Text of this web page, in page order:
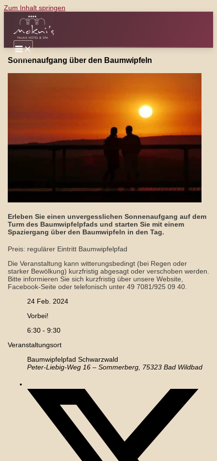
Zum Inhalt springen
Sonnenaufgang über den Baumwipfeln
Erleben Sie einen unvergesslichen Sonnenaufgang auf dem
Turm des Baumwipfelpfads und starten Sie mit einem
Spaziergang über den Baumwipfeln in den Tag.
Preis: regulärer Eintritt Baumwipfelpfad
Die Veranstaltung kann witterungsbedingt (bei Regen oder
starker Bewölkung) kurzfristig abgesagt oder verschoben werden.
Bitte informieren Sie sich kurzfristig über unsere Website,
Facebook-Seite oder telefonisch unter 49 7081/925 09 40.
24 Feb. 2024
Vorbei!
6:30 - 9:30
Veranstaltungsort
Baumwipfelpfad Schwarzwald
Peter-Liebig-Weg 16 – Sommerberg, 75323 Bad Wildbad